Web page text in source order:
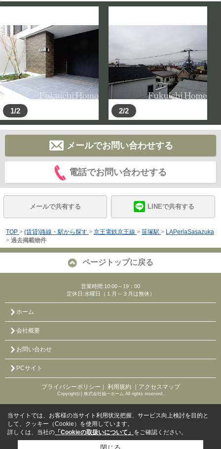
1/2 2/2
メールでお問い合わせする
電話でお問い合わせする
メールで共有する LINEで共有する
TOP > (賃貸)路線・駅から探す > 京王電鉄京王線 > 笹塚駅 > LAPerlaSasazuka
> 過去掲載物件
ページトップに戻る
営業時間:10:00～19：00
定休日:水曜日（１月～３月は無休）
ホーム
会社概要
お問い合わせ
PCサイト
プライバシーポリシー ｜ 利用規約 ｜アクセスマップ
Copyright(c) 株式会社福一ホーム All rights reserved.
当サイトでは、お客様の当サイト利用状況把握、サービス向上検討を目的と
して、クッキー（Cookie）を使用しています。
詳しくは、当社の 「Cookieの取扱いについて」 をご確認ください。